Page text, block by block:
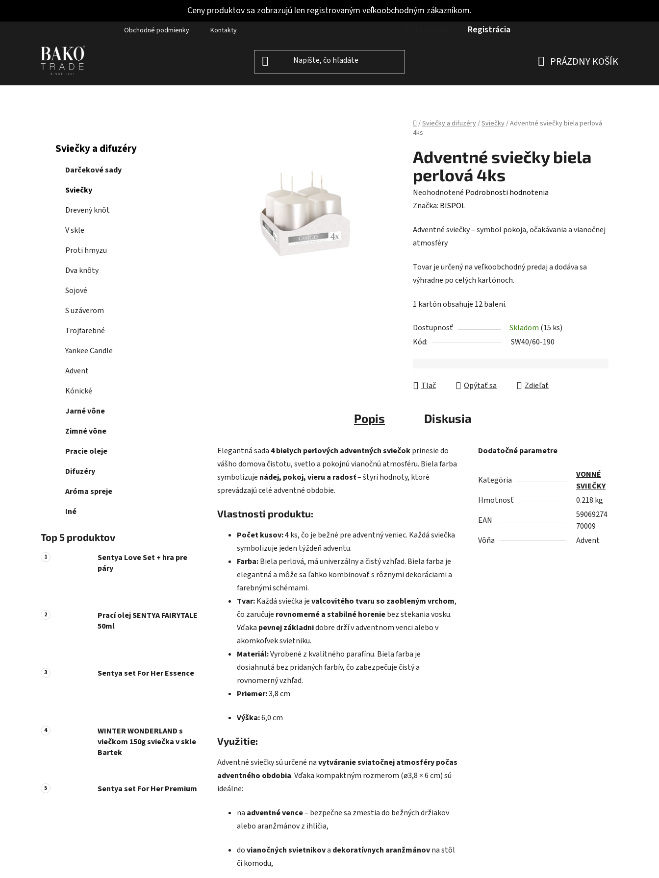
Ceny produktov sa zobrazujú len registrovaným veľkoobchodným zákazníkom.
Obchodné podmienky Kontakty Registrácia
PRÁZDNY KOŠÍK
Domov
/Sviečky a difuzéry/Sviečky/Adventné sviečky biela perlová
4ks
Preskočiť
kategórie
Sviečky a difuzéry
Darčekové sady
Sviečky
Drevený knôt
V skle
Proti hmyzu
Dva knôty
Sojové
S uzáverom
Trojfarebné
Yankee Candle
Advent
Kónické
Jarné vône
Zimné vône
Pracie oleje
Difuzéry
Aróma spreje
Iné
Top 5 produktov
Sentya Love Set + hra pre
páry
Prací olej SENTYA FAIRYTALE
50ml
Sentya set For Her Essence
WINTER WONDERLAND s
viečkom 150g sviečka v skle
Bartek
Sentya set For Her Premium
Adventné sviečky biela
perlová 4ks
Priemerné
hodnotenie
je
0,0
5
hviezdičiek.
Neohodnotené Podrobnosti hodnotenia
Značka: BISPOL
Adventné sviečky – symbol pokoja, očakávania a vianočnej
atmosféry
Tovar je určený na veľkoobchodný predaj a dodáva sa
výhradne po celých kartónoch.
1 kartón obsahuje 12 balení.
Dostupnosť Skladom (15 ks)
Kód:
SW40/60-190
Tlač Opýtať sa Zdieľať
Popis Diskusia
Elegantná sada4 bielych perlových adventných sviečokprinesie do
vášho domova čistotu, svetlo a pokojnú vianočnú atmosféru. Biela farba
symbolizuje nádej, pokoj, vieru a radosť– štyri hodnoty, ktoré
sprevádzajú celé adventné obdobie.
Vlastnosti produktu:
Počet kusov:4 ks, čo je bežné pre adventný veniec. Každá sviečka
symbolizuje jeden týždeň adventu.
Farba:Biela perlová, má univerzálny a čistý vzhľad. Biela farba je
elegantná a môže sa ľahko kombinovať s rôznymi dekoráciami a
farebnými schémami.
Tvar:Každá sviečka jevalcovitého tvaru so zaobleným vrchom,
čo zaručuje rovnomerné a stabilné horeniebez stekania vosku.
Vďaka pevnej základnidobre drží v adventnom venci alebo v
akomkoľvek svietniku.
Materiál:Vyrobené z kvalitného parafínu. Biela farba je
dosiahnutá bez pridaných farbív, čo zabezpečuje čistý a
rovnomerný vzhľad.
Priemer:3,8 cm
Výška:6,0 cm
Využitie:
Adventné sviečky sú určené navytváranie sviatočnej atmosféry počas
adventného obdobia. Vďaka kompaktným rozmerom (ø3,8 × 6 cm) sú
ideálne:
na adventné vence– bezpečne sa zmestia do bežných držiakov
alebo aranžmánov z ihličia,
dovianočných svietnikova dekoratívnych aranžmánovna stôl
či komodu,
Dodatočné parametre
Kategória
VONNÉ
SVIEČKY
Hmotnosť
0.218 kg
EAN
59069274
70009
Vôňa
Advent